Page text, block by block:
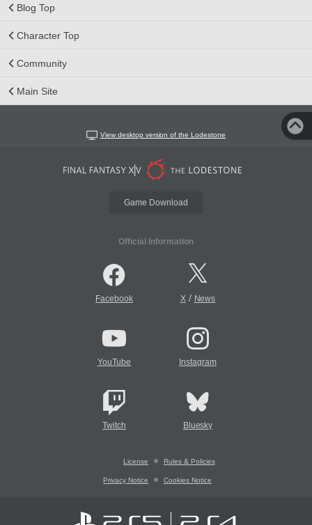
Blog Top
Character Top
Community
Main Site
View desktop version of the Lodestone
Game Download
Official Information
Facebook X/ News
YouTube Instagram
Twitch Bluesky
License Rules & Policies
Privacy Notice Cookies Notice